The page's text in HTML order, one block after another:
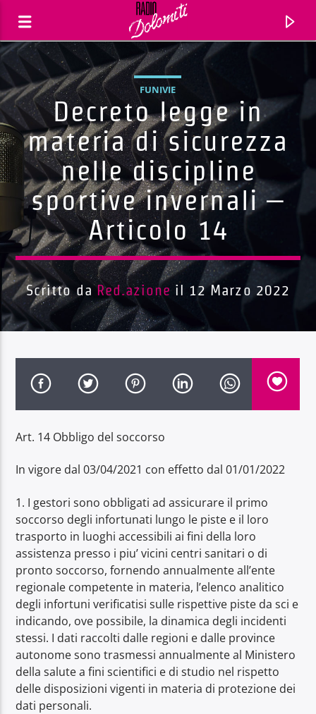
Traccia corrente
Titolo
Artista
Radio Dolomiti
FUNIVIE
Decreto legge in
materia di sicurezza
nelle discipline
sportive invernali –
Articolo 14
Scritto daRed.azione il 12 Marzo 2022
Art. 14 Obbligo del soccorso
In vigore dal 03/04/2021 con effetto dal 01/01/2022
1. I gestori sono obbligati ad assicurare il primo
soccorso degli infortunati lungo le piste e il loro
trasporto in luoghi accessibili ai fini della loro
assistenza presso i piu’ vicini centri sanitari o di
pronto soccorso, fornendo annualmente all’ente
regionale competente in materia, l’elenco analitico
degli infortuni verificatisi sulle rispettive piste da sci e
indicando, ove possibile, la dinamica degli incidenti
stessi. I dati raccolti dalle regioni e dalle province
autonome sono trasmessi annualmente al Ministero
della salute a fini scientifici e di studio nel rispetto
delle disposizioni vigenti in materia di protezione dei
dati personali.